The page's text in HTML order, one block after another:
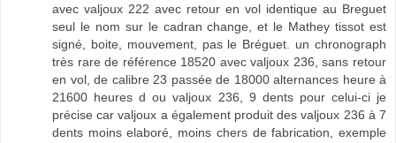
avec valjoux 222 avec retour en vol identique au Breguet
seul le nom sur le cadran change, et le Mathey tissot est
signé, boite, mouvement, pas le Bréguet. un chronograph
très rare de référence 18520 avec valjoux 236, sans retour
en vol, de calibre 23 passée de 18000 alternances heure à
21600 heures d ou valjoux 236, 9 dents pour celui-ci je
précise car valjoux a également produit des valjoux 236 à 7
dents moins elaboré, moins chers de fabrication, exemple